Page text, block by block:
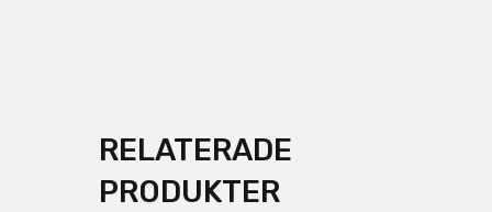
RELATERADE
PRODUKTER